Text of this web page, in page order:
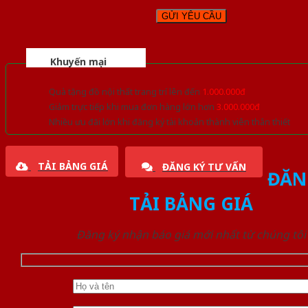
Khuyến mại
Quà tặng đồ nội thất trang trí lên đến 1.000.000đ
Giảm trực tiếp khi mua đơn hàng lớn hơn 3.000.000đ
Nhiều ưu đãi lớn khi đăng ký tài khoản thành viên thân thiết
TẢI BẢNG GIÁ ĐĂNG KÝ TƯ VẤN
TẢI BẢNG GIÁ
Đăng ký nhận báo giá mới nhất từ chúng tôi